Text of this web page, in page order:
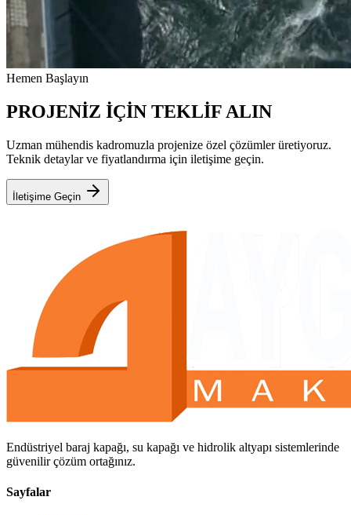
Hemen Başlayın
PROJENİZ İÇİN TEKLİF ALIN
Uzman mühendis kadromuzla projenize özel çözümler üretiyoruz.
Teknik detaylar ve fiyatlandırma için iletişime geçin.
İletişime Geçin
Endüstriyel baraj kapağı, su kapağı ve hidrolik altyapı sistemlerinde
güvenilir çözüm ortağınız.
Sayfalar